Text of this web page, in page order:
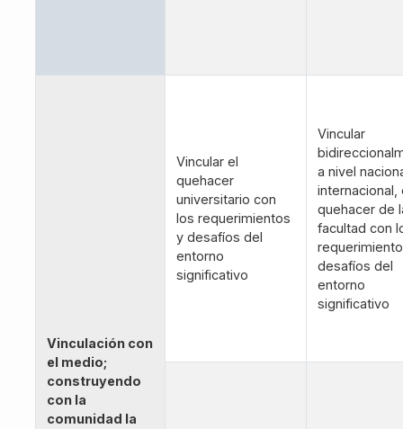
Vinculación con
el medio;
construyendo
con la
comunidad la
Vincular el
quehacer
universitario con
los requerimientos
y desafíos del
entorno
significativo
Vincular
a nivel
internacional,
quehacer de
facultad con
desafíos del
entorno
significativo